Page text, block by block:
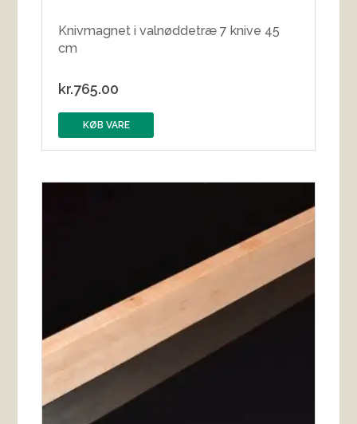
Knivmagnet i valnøddetræ 7 knive 45
cm
kr.765.00
KØB VARE